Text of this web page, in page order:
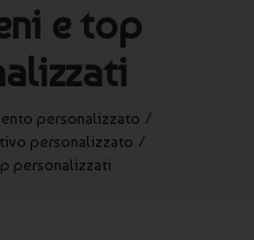
e top
personalizzato
personalizzato
personalizzati